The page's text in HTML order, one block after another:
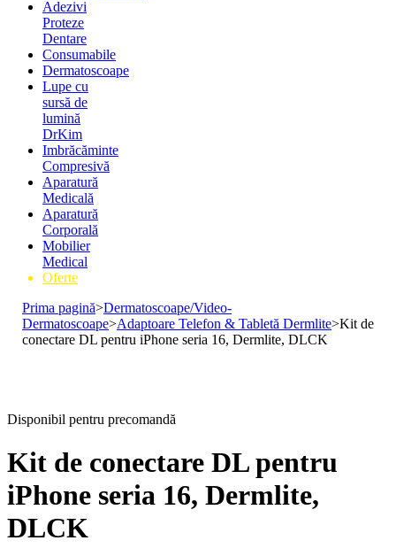
Adezivi
Proteze
Dentare
Consumabile
Dermatoscoape
Lupe cu
sursă de
lumină
DrKim
Imbrăcăminte
Compresivă
Aparatură
Medicală
Aparatură
Corporală
Mobilier
Medical
Oferte
Prima pagină>Dermatoscoape/Video-
Dermatoscoape>Adaptoare Telefon & Tabletă Dermlite>Kit de
conectare DL pentru iPhone seria 16, Dermlite, DLCK
Disponibil pentru precomandă
Kit de conectare DL pentru
iPhone seria 16, Dermlite,
DLCK